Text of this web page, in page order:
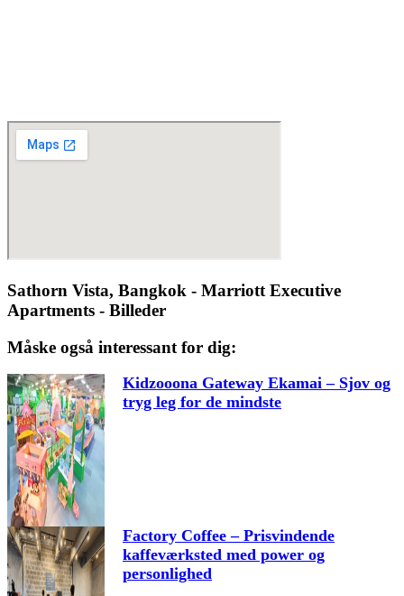
Sathorn Vista, Bangkok - Marriott Executive
Apartments - Billeder
Måske også interessant for dig:
Kidzooona Gateway Ekamai – Sjov og
tryg leg for de mindste
Factory Coffee – Prisvindende
kaffeværksted med power og
personlighed